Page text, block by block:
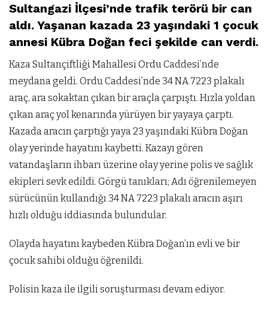
Sultangazi İlçesi’nde trafik terörü bir can
aldı. Yaşanan kazada 23 yaşındaki 1 çocuk
annesi Kübra Doğan feci şekilde can verdi.
Kaza Sultançiftliği Mahallesi Ordu Caddesi’nde
meydana geldi. Ordu Caddesi’nde 34 NA 7223 plakalı
araç, ara sokaktan çıkan bir araçla çarpıştı. Hızla yoldan
çıkan araç yol kenarında yürüyen bir yayaya çarptı.
Kazada aracın çarptığı yaya 23 yaşındaki Kübra Doğan
olay yerinde hayatını kaybetti. Kazayı gören
vatandaşların ihbarı üzerine olay yerine polis ve sağlık
ekipleri sevk edildi. Görgü tanıkları; Adı öğrenilemeyen
sürücünün kullandığı 34 NA 7223 plakalı aracın aşırı
hızlı olduğu iddiasında bulundular.
Olayda hayatını kaybeden Kübra Doğan’ın evli ve bir
çocuk sahibi olduğu öğrenildi.
Polisin kaza ile ilgili soruşturması devam ediyor.